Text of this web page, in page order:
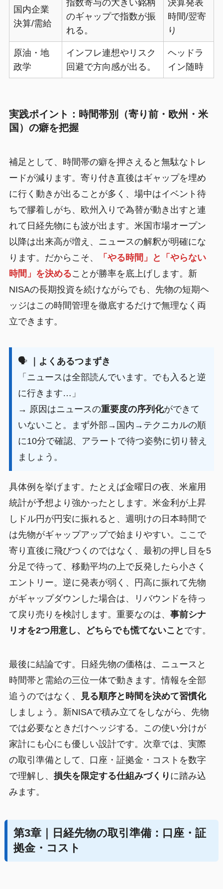
国内企業
決算/需給
指数寄与の大きい銘柄
のギャップで指数が振
れる。
決算発表
時間/翌寄
り
原油・地
政学
インフレ連想やリスク
回避で方向感が出る。
ヘッドラ
イン随時
実践ポイント：時間帯別（寄り前・欧州・米
国）の癖を把握
補足として、時間帯の癖を押さえると無駄なトレ
ードが減ります。寄り付き直後はギャップを埋め
に行く動きが出ることが多く、場中はイベント待
ちで膠着しがち、欧州入りで為替が動き出すと連
れて日経先物にも波が出ます。米国市場オープン
以降は出来高が増え、ニュースの解釈が明確にな
ります。だからこそ、
「やる時間」と「やらない
時間」を決めることが勝率を底上げします。新
NISAの長期投資を続けながらでも、先物の短期ヘ
ッジはこの時間管理を徹底するだけで無理なく両
立できます。
🗣️
｜よくあるつまずき
「ニュースは全部読んでいます。でも入ると逆
に行きます…」
→ 原因はニュースの重要度の序列化ができて
いないこと。まず外部→国内→テクニカルの順
に10分で確認、アラートで待つ姿勢に切り替え
ましょう。
具体例を挙げます。たとえば金曜日の夜、米雇用
統計が予想より強かったとします。米金利が上昇
しドル円が円安に振れると、週明けの日本時間で
は先物がギャップアップで始まりやすい。ここで
寄り直後に飛びつくのではなく、最初の押し目を5
分足で待って、移動平均の上で反発したら小さく
エントリー。逆に発表が弱く、円高に振れて先物
がギャップダウンした場合は、リバウンドを待っ
て戻り売りを検討します。重要なのは、 事前シナ
リオを2つ用意し、どちらでも慌てないこと です。
最後に結論です。日経先物の価格は、ニュースと
時間帯と需給の三位一体で動きます。情報を全部
追うのではなく、
見る順序と時間を決めて習慣化
しましょう。新NISAで積み立てをしながら、先物
では必要なときだけヘッジする。この使い分けが
家計にも心にも優しい設計です。次章では、実際
の取引準備として、口座・証拠金・コストを数字
で理解し、 損失を限定する仕組みづくり に踏み込
みます。
第3章｜日経先物の取引準備：口座・証
拠金・コスト